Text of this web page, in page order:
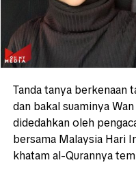
Tanda tanya berkenaan
dan bakal suaminya
didedahkan oleh
bersama Malaysia Hari
khatam al-Qurannya